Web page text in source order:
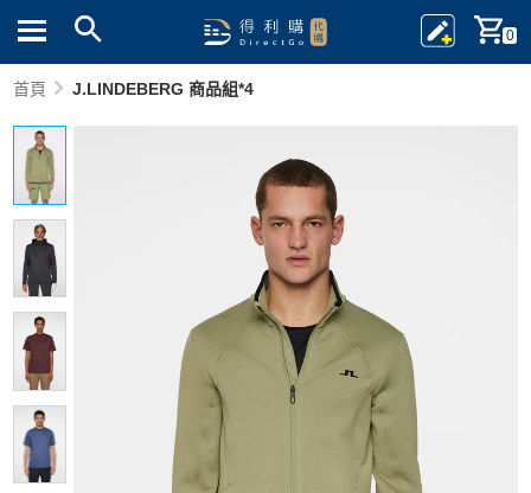
0
首頁 J.LINDEBERG 商品組*4